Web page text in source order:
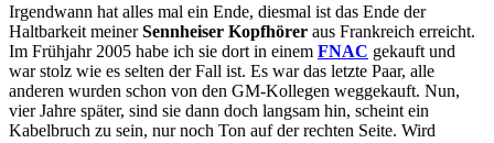
Irgendwann hat alles mal ein Ende, diesmal ist das Ende der
Haltbarkeit meinerSennheiser Kopfhörer aus Frankreich erreicht.
Im Frühjahr 2005 habe ich sie dort in einem FNAC gekauft und
war stolz wie es selten der Fall ist. Es war das letzte Paar, alle
anderen wurden schon von den GM-Kollegen weggekauft. Nun,
vier Jahre später, sind sie dann doch langsam hin, scheint ein
Kabelbruch zu sein, nur noch Ton auf der rechten Seite. Wird